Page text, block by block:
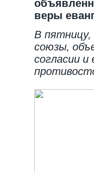
веры
В пятницу,
союзы,
согласии